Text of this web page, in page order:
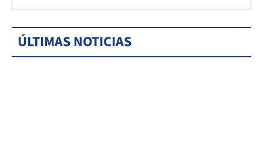
ÚLTIMAS NOTICIAS